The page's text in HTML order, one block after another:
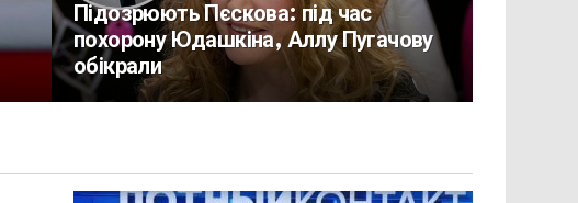
Підозрюють Пєскова: під час
похорону Юдашкіна, Аллу Пугачову
обікрали